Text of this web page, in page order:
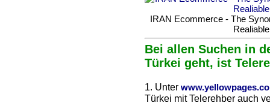
IRAN Ecommerce - The
Bei allen Suchen in
Türkei geht, ist
1. Unter
Türkei mit Telerehber auch